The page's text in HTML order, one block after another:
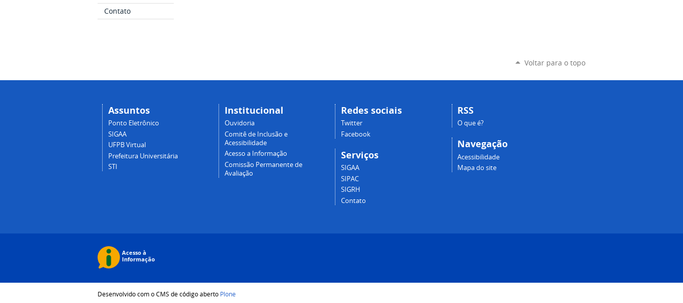
Contato
Voltar para o topo
Assuntos
Ponto Eletrônico
SIGAA
UFPB Virtual
Prefeitura Universitária
STI
Institucional
Ouvidoria
Comitê de Inclusão e
Acessibilidade
Acesso a Informação
Comissão Permanente de
Avaliação
Redes sociais
Twitter
Facebook
Serviços
SIGAA
SIPAC
SIGRH
Contato
RSS
O que é?
Navegação
Acessibilidade
Mapa do site
Desenvolvido com o CMS de código aberto Plone